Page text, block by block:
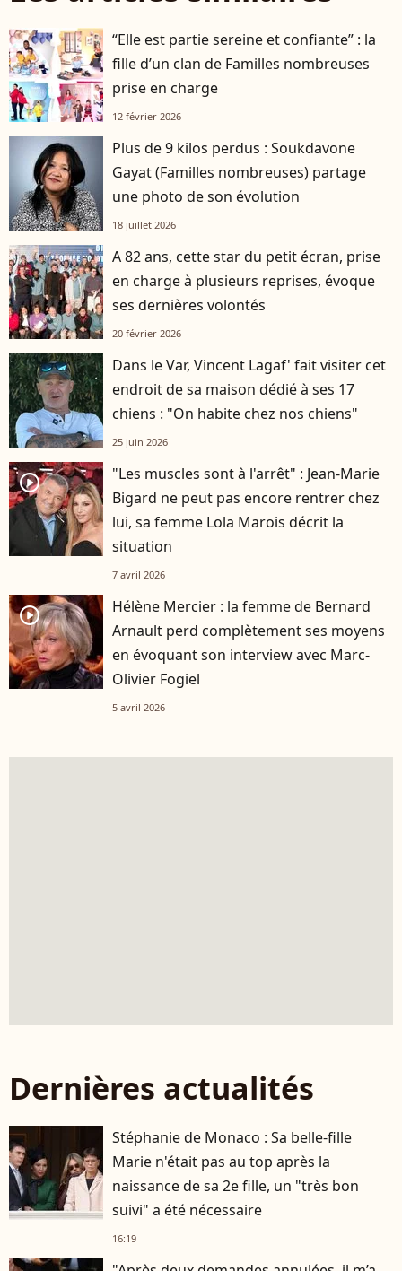
“Elle est partie sereine et confiante” : la
fille d’un clan de Familles nombreuses
prise en charge
12 février 2026
Plus de 9 kilos perdus : Soukdavone
Gayat (Familles nombreuses) partage
une photo de son évolution
18 juillet 2026
A 82 ans, cette star du petit écran, prise
en charge à plusieurs reprises, évoque
ses dernières volontés
20 février 2026
Dans le Var, Vincent Lagaf' fait visiter cet
endroit de sa maison dédié à ses 17
chiens : "On habite chez nos chiens"
25 juin 2026
player2
"Les muscles sont à l'arrêt" : Jean-Marie
Bigard ne peut pas encore rentrer chez
lui, sa femme Lola Marois décrit la
situation
7 avril 2026
player2
Hélène Mercier : la femme de Bernard
Arnault perd complètement ses moyens
en évoquant son interview avec Marc-
Olivier Fogiel
5 avril 2026
Dernières actualités
Stéphanie de Monaco : Sa belle-fille
Marie n'était pas au top après la
naissance de sa 2e fille, un "très bon
suivi" a été nécessaire
16:19